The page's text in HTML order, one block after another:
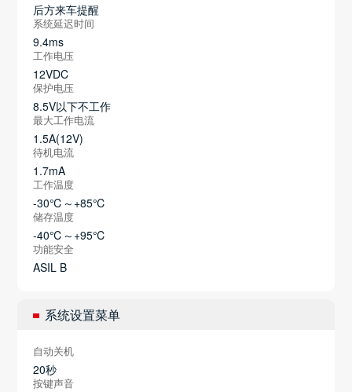
后方来车提醒
系统延迟时间
9.4ms
工作电压
12VDC
保护电压
8.5V以下不工作
最大工作电流
1.5A(12V)
待机电流
1.7mA
工作温度
-30℃～+85℃
储存温度
-40℃～+95℃
功能安全
ASIL B
系统设置菜单
自动关机
20秒
按键声音